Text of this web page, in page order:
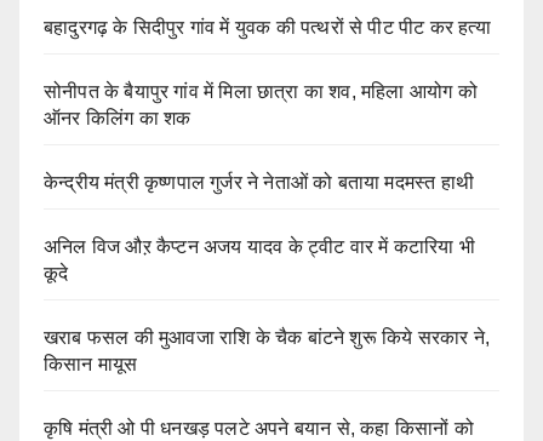
बहादुरगढ़ के सिदीपुर गांव में युवक की पत्थरों से पीट पीट कर हत्या
सोनीपत के बैयापुर गांव में मिला छात्रा का शव, महिला आयोग को
ऑनर किलिंग का शक
केन्द्रीय मंत्री कृष्णपाल गुर्जर ने नेताओं को बताया मदमस्त हाथी
अनिल विज औऱ कैप्टन अजय यादव के ट्वीट वार में कटारिया भी
कूदे
खराब फसल की मुआवजा राशि के चैक बांटने शुरू किये सरकार ने,
किसान मायूस
कृषि मंत्री ओ पी धनखड़ पलटे अपने बयान से, कहा किसानों को